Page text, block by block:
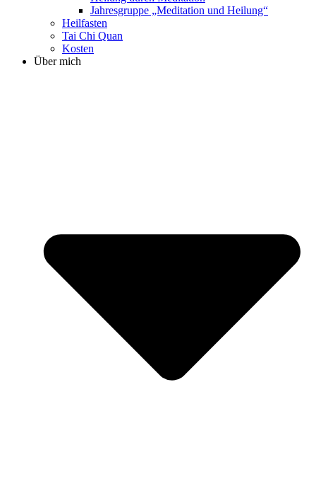
Jahresgruppe „Meditation und Heilung“
Heilfasten
Tai Chi Quan
Kosten
Über mich